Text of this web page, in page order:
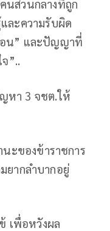
นส่วนกลางที่ถูก
ละความรับผิด
น” และปัญญาที่
”..
หา 3 จชต.ให้
นะของข้าราชการ
ยากลำบากอยู่
เพื่อหวังผล